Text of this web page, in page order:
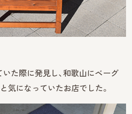
た際に発見し、和歌山にベーグ
気になっていたお店でした。